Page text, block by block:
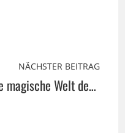
NÄCHSTER BEITRAG
Die magische Welt der Einhörner